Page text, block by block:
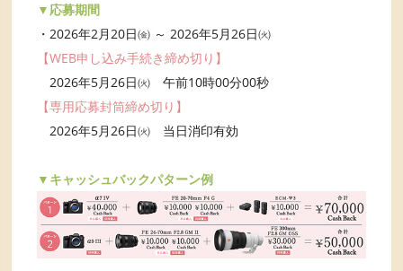
▼応募期間
・2026年2月20日㈮ ～ 2026年5月26日㈫
【WEB申し込み手続き締め切り】
2026年5月26日㈫ 午前10時00分00秒
【専用応募封筒締め切り】
2026年5月26日㈫ 当日消印有効
▼キャッシュバックパターン例